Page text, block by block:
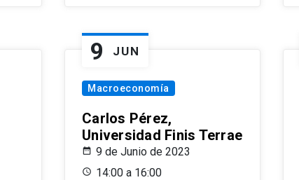
9 JUN
Macroeconomía
Carlos Pérez,
Universidad Finis Terrae
9 de Junio de 2023
14:00 a 16:00